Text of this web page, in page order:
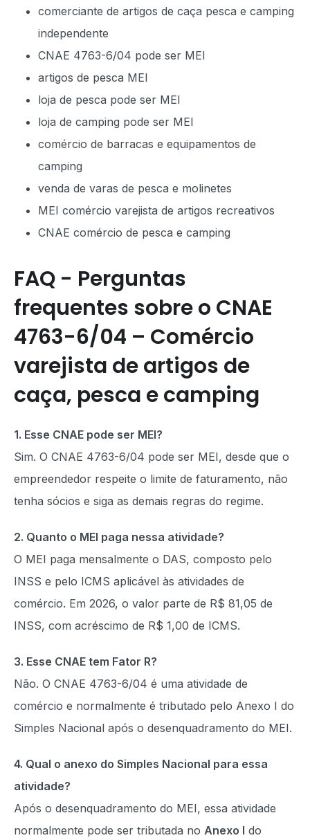
comerciante de artigos de caça pesca e camping
independente
CNAE 4763-6/04 pode ser MEI
artigos de pesca MEI
loja de pesca pode ser MEI
loja de camping pode ser MEI
comércio de barracas e equipamentos de
camping
venda de varas de pesca e molinetes
MEI comércio varejista de artigos recreativos
CNAE comércio de pesca e camping
FAQ - Perguntas
frequentes sobre o CNAE
4763-6/04 – Comércio
varejista de artigos de
caça, pesca e camping
1. Esse CNAE pode ser MEI?
Sim. O CNAE 4763-6/04 pode ser MEI, desde que o
empreendedor respeite o limite de faturamento, não
tenha sócios e siga as demais regras do regime.
2. Quanto o MEI paga nessa atividade?
O MEI paga mensalmente o DAS, composto pelo
INSS e pelo ICMS aplicável às atividades de
comércio. Em 2026, o valor parte de R$ 81,05 de
INSS, com acréscimo de R$ 1,00 de ICMS.
3. Esse CNAE tem Fator R?
Não. O CNAE 4763-6/04 é uma atividade de
comércio e normalmente é tributado pelo Anexo I do
Simples Nacional após o desenquadramento do MEI.
4. Qual o anexo do Simples Nacional para essa
atividade?
Após o desenquadramento do MEI, essa atividade
normalmente pode ser tributada no Anexo I do